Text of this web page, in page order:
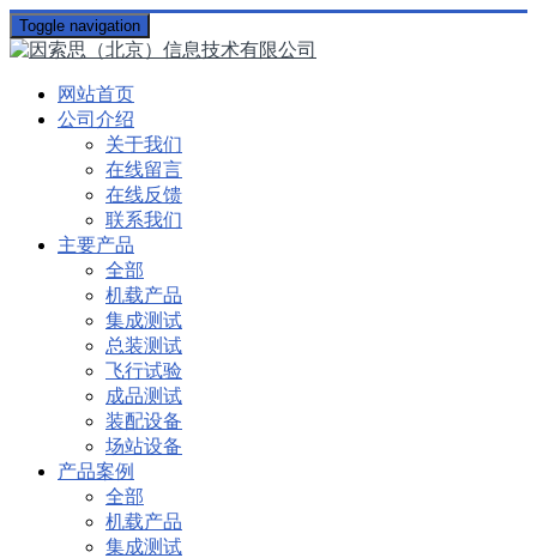
Toggle navigation
网站首页
公司介绍
关于我们
在线留言
在线反馈
联系我们
主要产品
全部
机载产品
集成测试
总装测试
飞行试验
成品测试
装配设备
场站设备
产品案例
全部
机载产品
集成测试